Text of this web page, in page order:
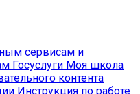
сервисам и
Госуслуги Моя школа
контента
Инструкция по работе